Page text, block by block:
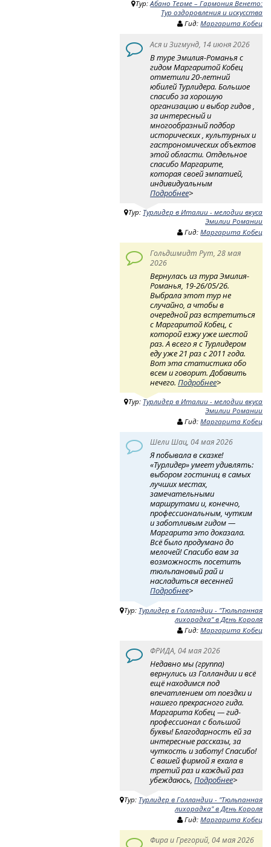
Тур:Абано Терме – Гармония Венето:
Тур оздоровления и искусства
Гид:Маргарита Кобец
Ася и Зигмунд, 14 июня 2026
В туре Эмилия-Романья с
гидом Маргаритой Кобец
отметили 20-летний
юбилей Турлидера. Большое
спасибо за хорошую
организацию и выбор гидов ,
за интересный и
многообразный подбор
исторических , культурных и
гастрономических объектов
этой области. Отдельное
спасибо Маргарите,
которая своей эмпатией,
индивидуальным
Подробнее>
Тур: Турлидер в Италии - мелодии вкуса
Эмилии Романии
Гид:Маргарита Кобец
Гольдшмидт Рут, 28 мая
2026
Вернулась из тура Эмилия-
Романья, 19-26/05/26.
Выбрала этот тур не
случайно, а чтобы в
очередной раз встретиться
с Маргаритой Кобец, с
которой езжу уже шестой
раз. А всего я с Турлидером
еду уже 21 раз с 2011 года.
Вот эта статистика обо
всем и говорит. Добавить
нечего.Подробнее>
Тур: Турлидер в Италии - мелодии вкуса
Эмилии Романии
Гид:Маргарита Кобец
Шели Шац, 04 мая 2026
Я побывала в сказке!
«Турлидер» умеет удивлять:
выбором гостиниц в самых
лучших местах,
замечательными
маршрутами и, конечно,
профессиональным, чутким
и заботливым гидом —
Маргарита это доказала.
Всё было продумано до
мелочей! Спасибо вам за
возможность посетить
тюльпановый рай и
насладиться весенней
Подробнее>
Тур: Турлидер в Голландии - "Тюльпанная
лихорадка" в День Короля
Гид:Маргарита Кобец
ФРИДА, 04 мая 2026
Недавно мы (группа)
вернулись из Голландии и всё
ещё находимся под
впечатлением от поездки и
нашего прекрасного гида.
Маргарита Кобец — гид-
профессионал с большой
буквы! Благодарность ей за
интересные рассказы, за
чуткость и заботу! Спасибо!
С вашей фирмой я ехала в
третий раз и каждый раз
убеждаюсь,Подробнее>
Тур: Турлидер в Голландии - "Тюльпанная
лихорадка" в День Короля
Гид:Маргарита Кобец
Фира и Грегорий, 04 мая 2026